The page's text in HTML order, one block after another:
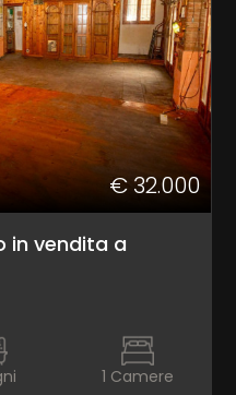
€ 32.000
in vendita a
1 Camere